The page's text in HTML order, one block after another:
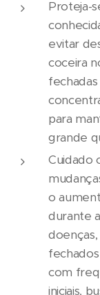
Proteja-
evitar
coceira
para
grande
Cuidado
o
durante
com
iniciais,